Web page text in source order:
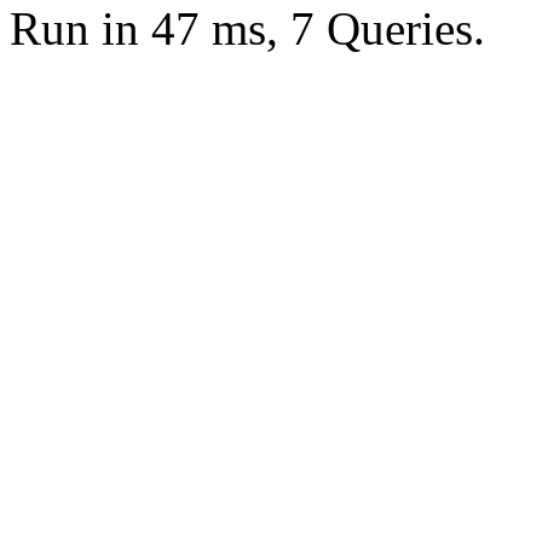
Run in 47 ms, 7 Queries.